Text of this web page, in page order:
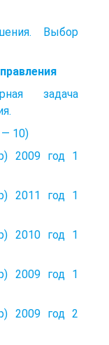
Выбор
задача
— 10)
2009 год 1
2011 год 1
2010 год 1
2009 год 1
2009 год 2